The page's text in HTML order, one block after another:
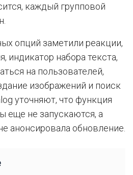
каждый групповой
опций заметили реакции,
индикатор набора текста,
на пользователей,
изображений и поиск
уточняют, что функция
еще не запускаются, а
анонсировала обновление.